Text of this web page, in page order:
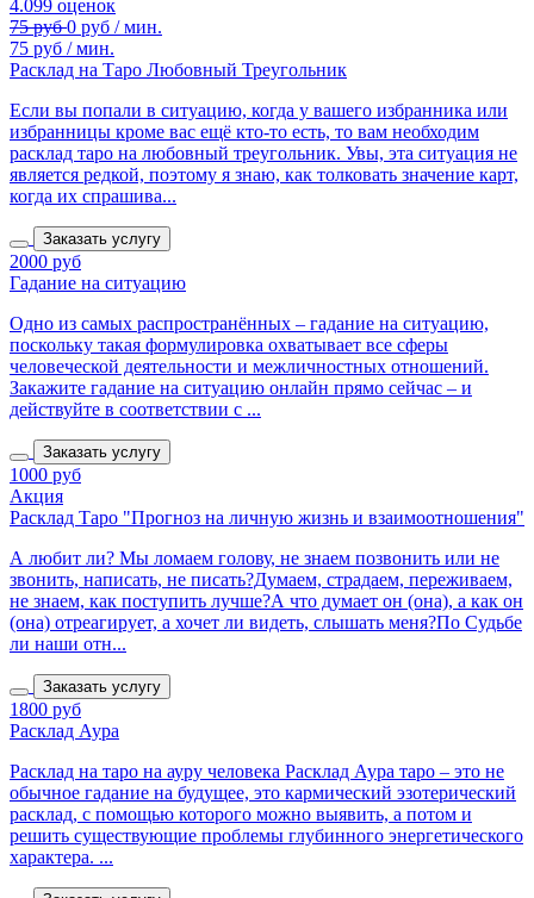
75 руб / мин.
Расклад на Таро Любовный Треугольник
Если вы попали в ситуацию, когда у вашего избранника или
избранницы кроме вас ещё кто-то есть, то вам необходим
расклад таро на любовный треугольник. Увы, эта ситуация не
является редкой, поэтому я знаю, как толковать значение карт,
когда их спрашива...
Заказать услугу
2000 руб
Гадание на ситуацию
Одно из самых распространённых – гадание на ситуацию,
поскольку такая формулировка охватывает все сферы
человеческой деятельности и межличностных отношений.
Закажите гадание на ситуацию онлайн прямо сейчас – и
действуйте в соответствии с ...
Заказать услугу
1000 руб
Акция
Расклад Таро "Прогноз на личную жизнь и взаимоотношения"
А любит ли? Мы ломаем голову, не знаем позвонить или не
звонить, написать, не писать?Думаем, страдаем, переживаем,
не знаем, как поступить лучше?А что думает он (она), а как он
(она) отреагирует, а хочет ли видеть, слышать меня?По Судьбе
ли наши отн...
Заказать услугу
1800 руб
Расклад Аура
Расклад на таро на ауру человека Расклад Аура таро – это не
обычное гадание на будущее, это кармический эзотерический
расклад, с помощью которого можно выявить, а потом и
решить существующие проблемы глубинного энергетического
характера. ...